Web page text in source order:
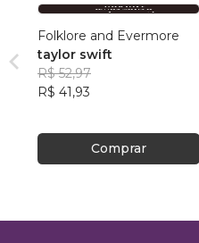
Folklore and Evermore
taylor swift
R$ 52,97
R$ 41,93
Comprar